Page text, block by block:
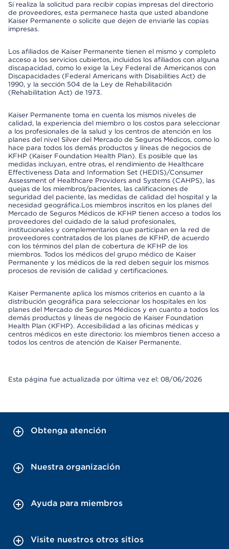
Si realiza la solicitud para recibir copias impresas del directorio
de proveedores, esta permanece hasta que usted abandone
Kaiser Permanente o solicite que dejen de enviarle las copias
impresas.
Los afiliados de Kaiser Permanente tienen el mismo y completo
acceso a los servicios cubiertos, incluidos los afiliados con alguna
discapacidad, como lo exige la Ley Federal de Americanos con
Discapacidades (Federal Americans with Disabilities Act) de
1990, y la sección 504 de la Ley de Rehabilitación
(Rehabilitation Act) de 1973.
Kaiser Permanente toma en cuenta los mismos niveles de
calidad, la experiencia del miembro o los costos para seleccionar
a los profesionales de la salud y los centros de atención en los
planes del nivel Silver del Mercado de Seguros Médicos, como lo
hace para todos los demás productos y líneas de negocios de
KFHP (Kaiser Foundation Health Plan). Es posible que las
medidas incluyan, entre otras, el rendimiento de Healthcare
Effectiveness Data and Information Set (HEDIS)/Consumer
Assessment of Healthcare Providers and Systems (CAHPS), las
quejas de los miembros/pacientes, las calificaciones de
seguridad del paciente, las medidas de calidad del hospital y la
necesidad geográfica.Los miembros inscritos en los planes del
Mercado de Seguros Médicos de KFHP tienen acceso a todos los
proveedores del cuidado de la salud profesionales,
institucionales y complementarios que participan en la red de
proveedores contratados de los planes de KFHP, de acuerdo
con los términos del plan de cobertura de KFHP de los
miembros. Todos los médicos del grupo médico de Kaiser
Permanente y los médicos de la red deben seguir los mismos
procesos de revisión de calidad y certificaciones.
Kaiser Permanente aplica los mismos criterios en cuanto a la
distribución geográfica para seleccionar los hospitales en los
planes del Mercado de Seguros Médicos y en cuanto a todos los
demás productos y líneas de negocio de Kaiser Foundation
Health Plan (KFHP). Accesibilidad a las oficinas médicas y
centros médicos en este directorio: los miembros tienen acceso a
todos los centros de atención de Kaiser Permanente.
Esta página fue actualizada por última vez el: 08/06/2026
Obtenga atención
Nuestra organización
Ayuda para miembros
Visite nuestros otros sitios